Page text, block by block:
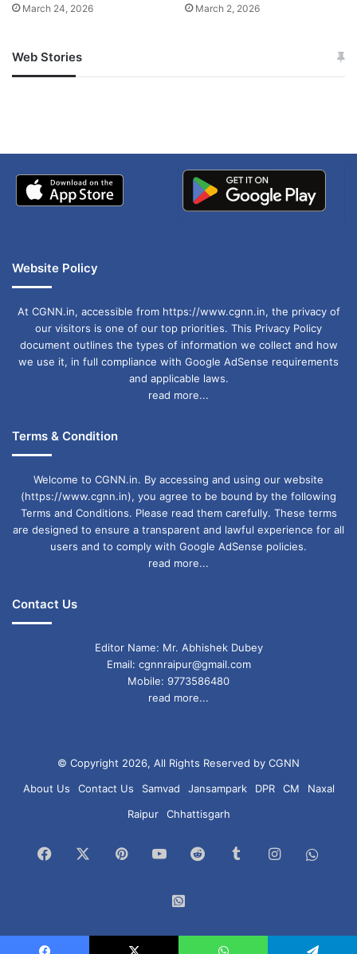
March 24, 2026 March 2, 2026
Web Stories
जम्मू-कश्मीर में बारिश से
अपडेट
खाई में धक्का… आरोपियों ने
Website Policy
At CGNN.in, accessible from https://www.cgnn.in, the privacy of
our visitors is one of our top priorities. This Privacy Policy
document outlines the types of information we collect and how
we use it, in full compliance with Google AdSense requirements
and applicable laws.
read more...
Terms & Condition
Welcome to CGNN.in. By accessing and using our website
(https://www.cgnn.in), you agree to be bound by the following
Terms and Conditions. Please read them carefully. These terms
are designed to ensure a transparent and lawful experience for all
users and to comply with Google AdSense policies.
read more...
Contact Us
Editor Name: Mr. Abhishek Dubey
Email: cgnnraipur@gmail.com
Mobile: 9773586480
read more...
© Copyright 2026, All Rights Reserved by CGNN
About Us
Contact Us Samvad Jansampark DPR CM
Naxal
Raipur
Chhattisgarh
Facebook PinterestYouTubeReddit TumblrInstagram
Group